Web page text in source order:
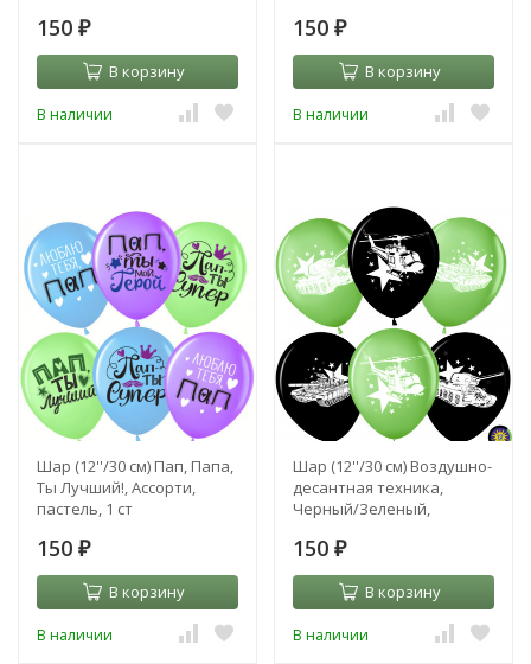
150 ₽
В корзину
В наличии
150 ₽
В корзину
В наличии
Шар (12''/30 см) Пап, Папа,
Ты Лучший!, Ассорти,
пастель, 1 ст
150 ₽
В корзину
В наличии
Шар (12''/30 см) Воздушно-
десантная техника,
Черный/Зеленый,
150 ₽
В корзину
В наличии